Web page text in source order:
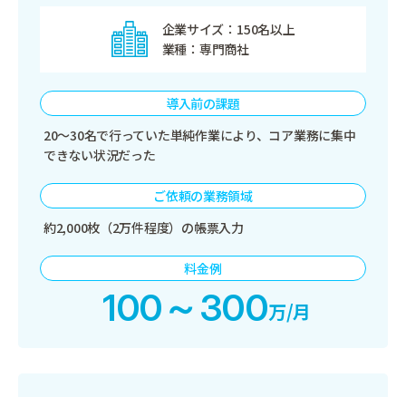
企業サイズ
150名以上
業種
専門商社
導入前の課題
20～30名で行っていた単純作業により、コア業務に集中
できない状況だった
ご依頼の業務領域
約2,000枚（2万件程度）の帳票入力
料金例
100～300万/月